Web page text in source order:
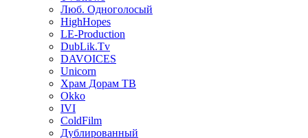
Люб. Одноголосый
HighHopes
LE-Production
DubLik.Tv
DAVOICES
Unicorn
Храм Дорам ТВ
Okko
IVI
ColdFilm
Дублированный